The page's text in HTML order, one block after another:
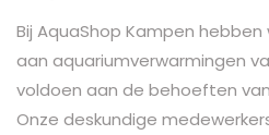
Bij AquaShop Kampen
aan aquariumverwarmingen
voldoen aan de behoeften
Onze deskundige